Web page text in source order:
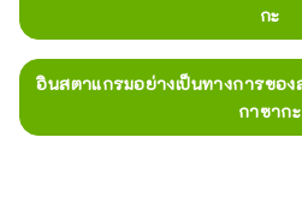
กะ
อินสตาแกรมอย่างเป็นทางการของ
กาซากะ